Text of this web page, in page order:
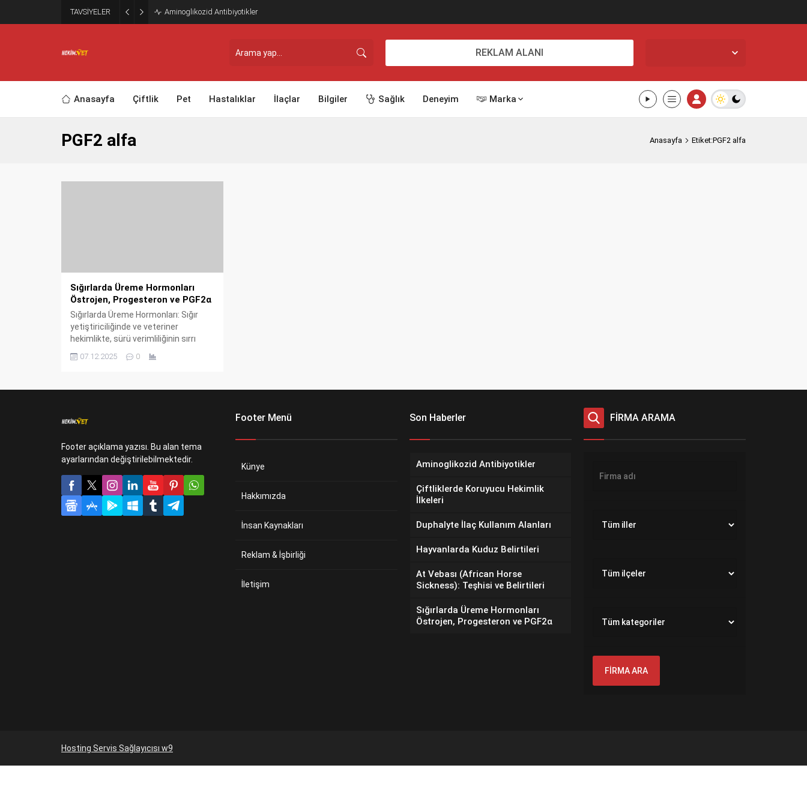
TAVSİYELER Aminoglikozid Antibiyotikler
REKLAM ALANI
Anasayfa Çiftlik Pet Hastalıklar İlaçlar Bilgiler Sağlık Deneyim Marka
PGF2 alfa Anasayfa Etiket:PGF2 alfa
Sığırlarda Üreme Hormonları
Östrojen, Progesteron ve PGF2α
Sığırlarda Üreme Hormonları: Sığır
yetiştiriciliğinde ve veteriner
hekimlikte, sürü verimliliğinin sırrı
derinlemesine bilmekten geçer.
07.12.2025 0
Footer açıklama yazısı. Bu alan tema
ayarlarından değiştirilebilmektedir.
Footer Menü
Künye
Hakkımızda
İnsan Kaynakları
Reklam & İşbirliği
İletişim
Son Haberler
Aminoglikozid Antibiyotikler
Çiftliklerde Koruyucu Hekimlik
İlkeleri
Duphalyte İlaç Kullanım Alanları
Hayvanlarda Kuduz Belirtileri
At Vebası (African Horse
Sickness): Teşhisi ve Belirtileri
Sığırlarda Üreme Hormonları
Östrojen, Progesteron ve PGF2α
FİRMA ARAMA
Hosting Servis Sağlayıcısı w9